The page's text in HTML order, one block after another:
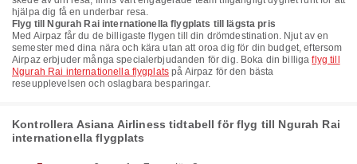
hjälpa dig få en underbar resa.
Flyg till Ngurah Rai internationella flygplats till lägsta pris
Med Airpaz får du de billigaste flygen till din drömdestination. Njut av en
semester med dina nära och kära utan att oroa dig för din budget, eftersom
Airpaz erbjuder många specialerbjudanden för dig. Boka din billigaflyg till
Ngurah Rai internationella flygplats på Airpaz för den bästa
reseupplevelsen och oslagbara besparingar.
Kontrollera Asiana Airliness tidtabell för flyg till Ngurah Rai
internationella flygplats